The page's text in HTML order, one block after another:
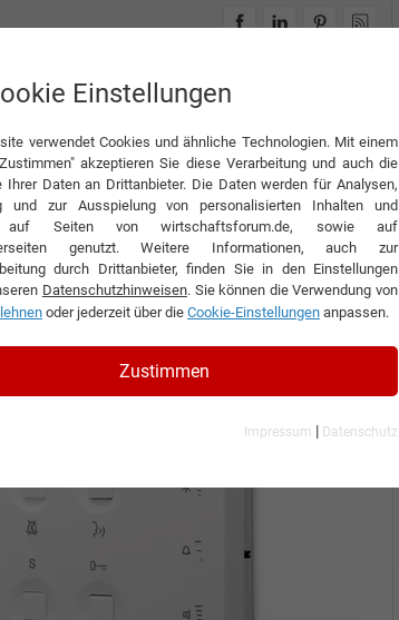
INTERVIEWS
Einstellungen
verwendet Cookies und ähnliche Technologien. Mit einem
akzeptieren Sie diese Verarbeitung und auch die
Ihrer Daten an Drittanbieter. Die Daten werden für Analysen,
und zur Ausspielung von personalisierten Inhalten und
auf Seiten von wirtschaftsforum.de, sowie auf
genutzt. Weitere Informationen, auch zur
durch Drittanbieter, finden Sie in den Einstellungen
Datenschutzhinweisen. Sie können die Verwendung von
oder jederzeit über die Cookie-Einstellungen anpassen.
Zustimmen
Impressum | Datenschutz